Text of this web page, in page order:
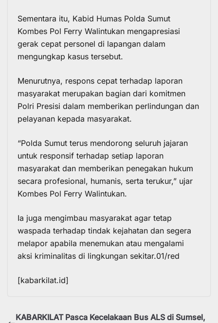
Sementara itu, Kabid Humas Polda Sumut
Kombes Pol Ferry Walintukan mengapresiasi
gerak cepat personel di lapangan dalam
mengungkap kasus tersebut.
Menurutnya, respons cepat terhadap laporan
masyarakat merupakan bagian dari komitmen
Polri Presisi dalam memberikan perlindungan dan
pelayanan kepada masyarakat.
“Polda Sumut terus mendorong seluruh jajaran
untuk responsif terhadap setiap laporan
masyarakat dan memberikan penegakan hukum
secara profesional, humanis, serta terukur,” ujar
Kombes Pol Ferry Walintukan.
Ia juga mengimbau masyarakat agar tetap
waspada terhadap tindak kejahatan dan segera
melapor apabila menemukan atau mengalami
aksi kriminalitas di lingkungan sekitar.01/red
[kabarkilat.id]
KABARKILAT Pasca Kecelakaan Bus ALS di Sumsel,